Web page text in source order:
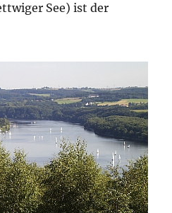
See) ist der